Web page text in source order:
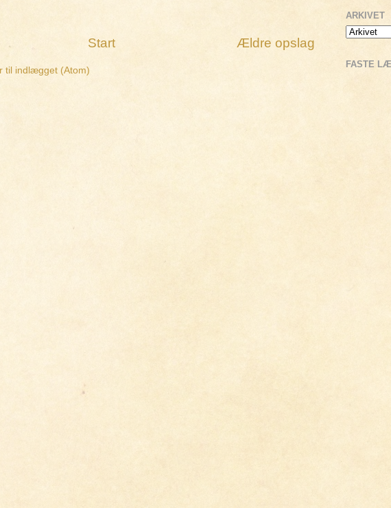
Ældre opslag
Start
til indlægget (Atom)
ARKIVET
FASTE